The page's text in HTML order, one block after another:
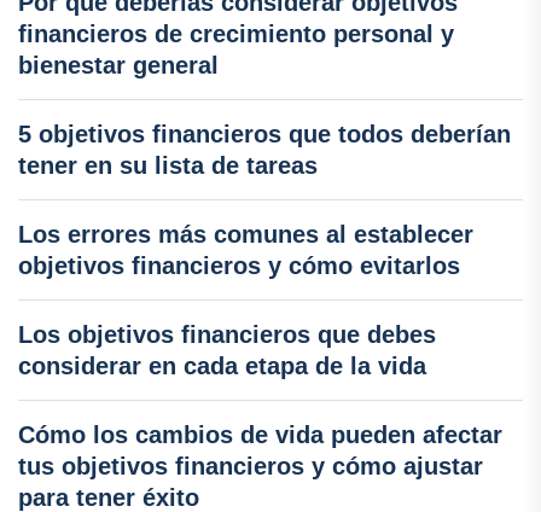
financieros de crecimiento personal y
bienestar general
5 objetivos financieros que todos deberían
tener en su lista de tareas
Los errores más comunes al establecer
objetivos financieros y cómo evitarlos
Los objetivos financieros que debes
considerar en cada etapa de la vida
Cómo los cambios de vida pueden afectar
tus objetivos financieros y cómo ajustar
para tener éxito